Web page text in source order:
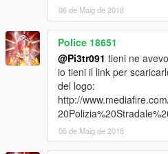
06 de Maig de 2018
Police 18651
@Pi3tr091 tieni ne
io tieni il link per
del logo:
http://
06 de Maig de 2018